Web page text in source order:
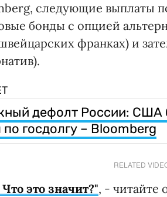
следующие выплаты
бонды с опцией
франках) и
дефолт России: США
госдолгу – Bloomberg
RELATED
это значит?", - читайте